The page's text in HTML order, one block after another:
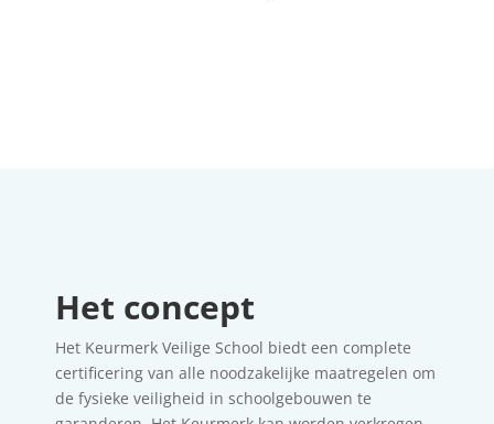
Het concept
Het Keurmerk Veilige School biedt een complete
certificering van alle noodzakelijke maatregelen om
de fysieke veiligheid in schoolgebouwen te